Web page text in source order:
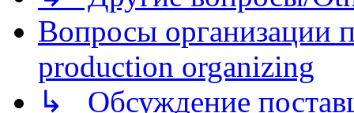
Вопросы организации
production organizing
↳ Обсуждение